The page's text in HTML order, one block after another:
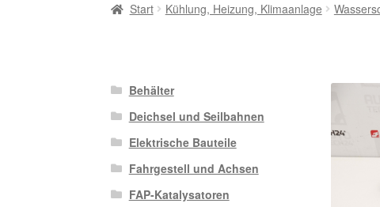
Start Kühlung, Heizung, Klimaanlage
Behälter
Deichsel und Seilbahnen
Elektrische Bauteile
Fahrgestell und Achsen
FAP-Katalysatoren